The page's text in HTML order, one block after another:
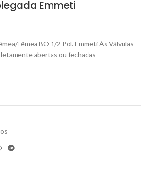
Emmeti
Fêmea BO 1/2 Pol. Emmeti Ás Válvulas
abertas ou fechadas